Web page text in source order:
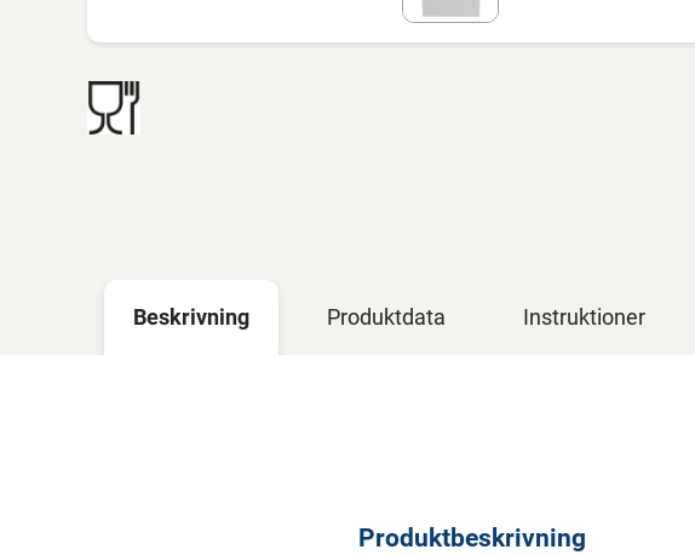
Beskrivning Produktdata Instruktioner
Produktbeskrivning